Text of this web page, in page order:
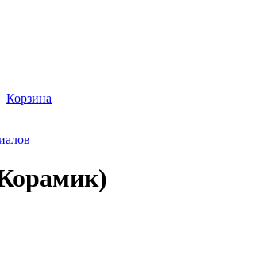
Корзина